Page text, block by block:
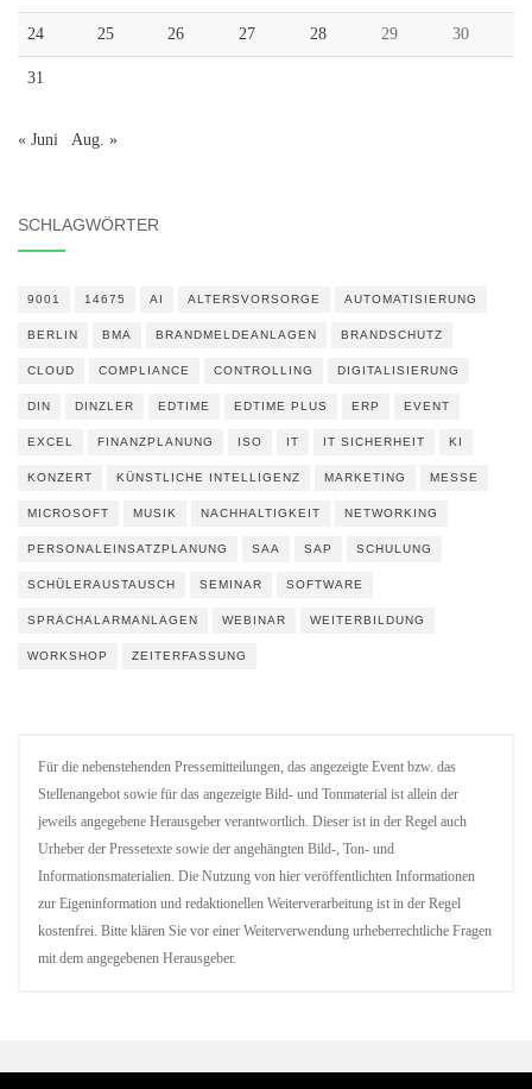
24 25 26 27 28 29 30
31
« Juni Aug. »
SCHLAGWÖRTER
9001 14675 AI ALTERSVORSORGE AUTOMATISIERUNG
BERLIN BMA BRANDMELDEANLAGEN BRANDSCHUTZ
CLOUD COMPLIANCE CONTROLLING DIGITALISIERUNG
DIN DINZLER EDTIME EDTIME PLUS ERP EVENT
EXCEL FINANZPLANUNG ISO IT IT SICHERHEIT KI
KONZERT KÜNSTLICHE INTELLIGENZ MARKETING MESSE
MICROSOFT MUSIK NACHHALTIGKEIT NETWORKING
PERSONALEINSATZPLANUNG SAA SAP SCHULUNG
SCHÜLERAUSTAUSCH SEMINAR SOFTWARE
SPRACHALARMANLAGEN WEBINAR WEITERBILDUNG
WORKSHOP ZEITERFASSUNG
Für die nebenstehenden Pressemitteilungen, das angezeigte Event bzw. das
Stellenangebot sowie für das angezeigte Bild- und Tonmaterial ist allein der
jeweils angegebene Herausgeber verantwortlich. Dieser ist in der Regel auch
Urheber der Pressetexte sowie der angehängten Bild-, Ton- und
Informationsmaterialien. Die Nutzung von hier veröffentlichten Informationen
zur Eigeninformation und redaktionellen Weiterverarbeitung ist in der Regel
kostenfrei. Bitte klären Sie vor einer Weiterverwendung urheberrechtliche Fragen
mit dem angegebenen Herausgeber.